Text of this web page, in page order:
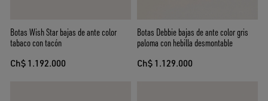
Botas Wish Star bajas de ante color
tabaco con tacón
Ch$ 1.192.000
Botas Debbie bajas de ante color gris
paloma con hebilla desmontable
Ch$ 1.129.000